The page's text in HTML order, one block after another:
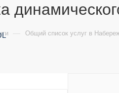
— Общий список услуг в